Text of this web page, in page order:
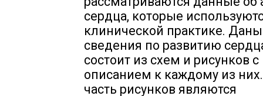
сердца, которые
клинической практике.
сведения по развитию
состоит из схем и рисунков
описанием к каждому из
часть рисунков являются